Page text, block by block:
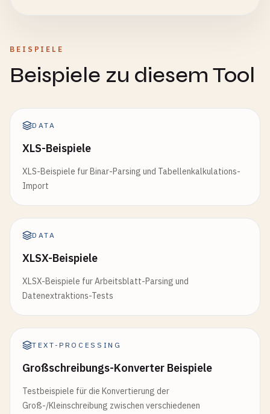
BEISPIELE
Beispiele zu diesem Tool
DATA
XLS-Beispiele
XLS-Beispiele fur Binar-Parsing und Tabellenkalkulations-
Import
DATA
XLSX-Beispiele
XLSX-Beispiele fur Arbeitsblatt-Parsing und
Datenextraktions-Tests
TEXT-PROCESSING
Großschreibungs-Konverter Beispiele
Testbeispiele für die Konvertierung der
Groß-/Kleinschreibung zwischen verschiedenen